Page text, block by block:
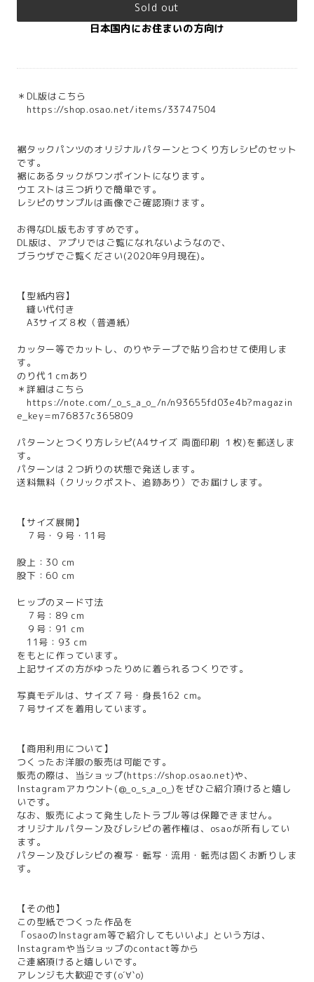
Sold out
日本国内にお住まいの方向け
＊DL版はこちら
https://shop.osao.net/items/33747504
裾タックパンツのオリジナルパターンとつくり方レシピのセット
です。
裾にあるタックがワンポイントになります。
ウエストは三つ折りで簡単です。
レシピのサンプルは画像でご確認頂けます。
お得なDL版もおすすめです。
DL版は、アプリではご覧になれないようなので、
ブラウザでご覧ください(2020年9月現在)。
【型紙内容】
縫い代付き
A3サイズ８枚（普通紙）
カッター等でカットし、のりやテープで貼り合わせて使用しま
す。
のり代１cmあり
＊詳細はこちら
https://note.com/_o_s_a_o_/n/n93655fd03e4b?magazin
e_key=m76837c365809
パターンとつくり方レシピ(A4サイズ 両面印刷 １枚)を郵送しま
す。
パターンは２つ折りの状態で発送します。
送料無料（クリックポスト、追跡あり）でお届けします。
【サイズ展開】
７号・９号・11号
股上：30 cm
股下：60 cm
ヒップのヌード寸法
７号：89 cm
９号：91 cm
11号：93 cm
をもとに作っています。
上記サイズの方がゆったりめに着られるつくりです。
写真モデルは、サイズ７号・身長162 cm。
７号サイズを着用しています。
【商用利用について】
つくったお洋服の販売は可能です。
販売の際は、当ショップ(https://shop.osao.net)や、
Instagramアカウント(@_o_s_a_o_)をぜひご紹介頂けると嬉し
いです。
なお、販売によって発生したトラブル等は保障できません。
オリジナルパターン及びレシピの著作権は、osaoが所有してい
ます。
パターン及びレシピの複写・転写・流用・転売は固くお断りしま
す。
【その他】
この型紙でつくった作品を
「osaoのInstagram等で紹介してもいいよ」という方は、
Instagramや当ショップのcontact等から
ご連絡頂けると嬉しいです。
アレンジも大歓迎です(о´∀`о)